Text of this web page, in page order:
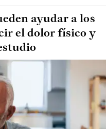
ayudar a los
el dolor físico y